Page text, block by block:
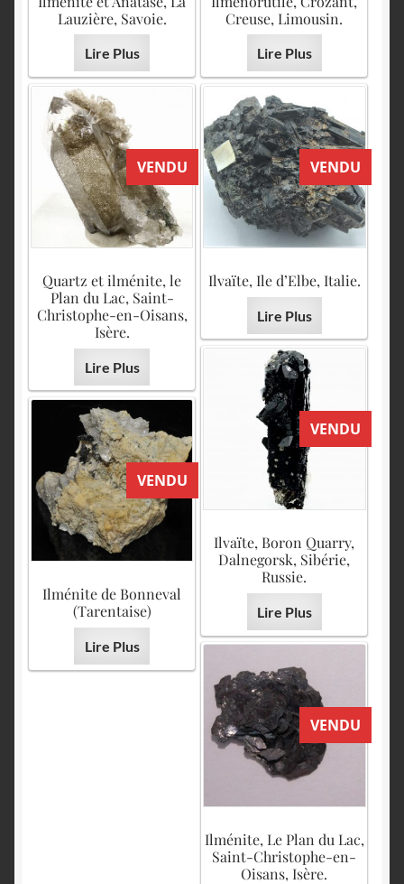
Lauzière, Savoie.
Lire Plus
Creuse, Limousin.
Lire Plus
VENDU
Quartz et ilménite, le
Plan du Lac, Saint-
Christophe-en-Oisans,
Isère.
Lire Plus
VENDU
Ilvaïte, Ile d’Elbe, Italie.
Lire Plus
VENDU
Ilvaïte, Boron Quarry,
Dalnegorsk, Sibérie,
Russie.
Lire Plus
VENDU
Ilménite de Bonneval
(Tarentaise)
Lire Plus
VENDU
Ilménite, Le Plan du Lac,
Saint-Christophe-en-
Oisans, Isère.